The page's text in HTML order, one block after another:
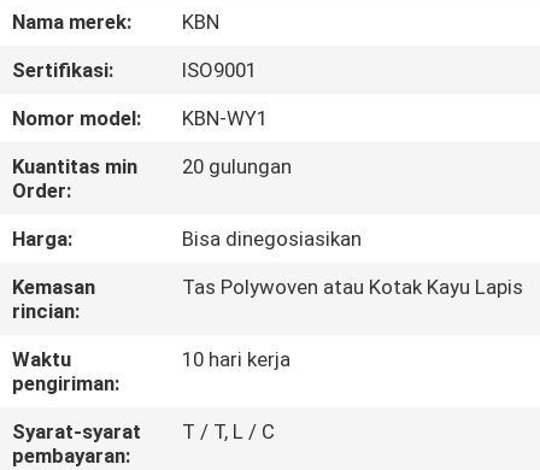
PABRIK
KONTROL
KUALITAS
HUBUNGI
KAMI
PERMINTAAN
PENAWARAN
Nama merek:
KBN
Sertifikasi:
ISO9001
Nomor model:
KBN-WY1
Kuantitas min
Order:
20 gulungan
Harga:
Bisa dinegosiasikan
Kemasan
rincian:
Tas Polywoven atau Kotak Kayu Lapis
Waktu
pengiriman:
10 hari kerja
Syarat-syarat
pembayaran:
T / T, L / C